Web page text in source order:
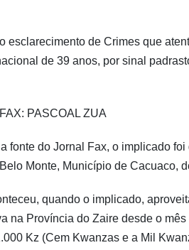
esclarecimento de Crimes que
de 39 anos, por sinal
PASCOAL ZUA
fonte do Jornal Fax, o implicado
Monte, Município de Cacuaco,
quando o implicado,
na Província do Zaire desde o
Kz (Cem Kwanzas e a Mil